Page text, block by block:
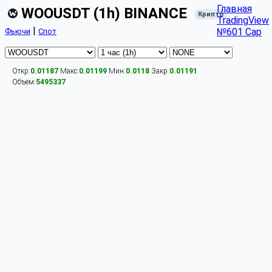
WOOUSDT (1h) BINANCE Крипто
Фьючи | Спот
Главная
TradingView
№601 Cap
Откр:0.01187 Макс:0.01199 Мин:0.0118 Закр:0.01191
Объём:5495337